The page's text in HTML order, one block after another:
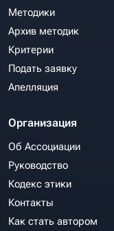
Методики
Архив методик
Критерии
Подать заявку
Апелляция
Организация
Об Ассоциации
Руководство
Кодекс этики
Контакты
Как стать автором